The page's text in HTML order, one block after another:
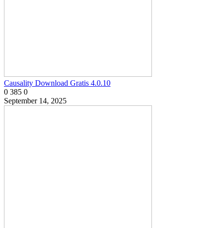
Causality Download Gratis 4.0.10
0 385 0
September 14, 2025